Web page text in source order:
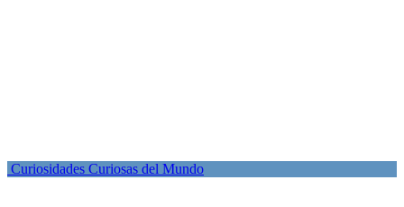
Curiosidades Curiosas del Mundo